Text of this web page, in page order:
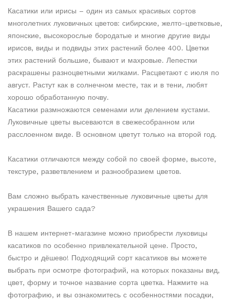
Касатики или ирисы – один из самых красивых сортов
многолетних луковичных цветов: сибирские, желто-цветковые,
японские, высокорослые бородатые и многие другие виды
ирисов, виды и подвиды этих растений более 400. Цветки
этих растений большие, бывают и махровые. Лепестки
раскрашены разноцветными жилками. Расцветают с июля по
август. Растут как в солнечном месте, так и в тени, любят
хорошо обработанную почву.
Касатики размножаются семенами или делением кустами.
Луковичные цветы высеваются в свежесобранном или
расслоенном виде. В основном цветут только на второй год.
Касатики отличаются между собой по своей форме, высоте,
текстуре, разветвлением и разнообразием цветов.
Вам сложно выбрать качественные луковичные цветы для
украшения Вашего сада?
В нашем интернет-магазине можно приобрести луковицы
касатиков по особенно привлекательной цене. Просто,
быстро и дёшево! Подходящий сорт касатиков вы можете
выбрать при осмотре фотографий, на которых показаны вид,
цвет, форму и точное название сорта цветка. Нажмите на
фотографию, и вы ознакомитесь с особенностями посадки,